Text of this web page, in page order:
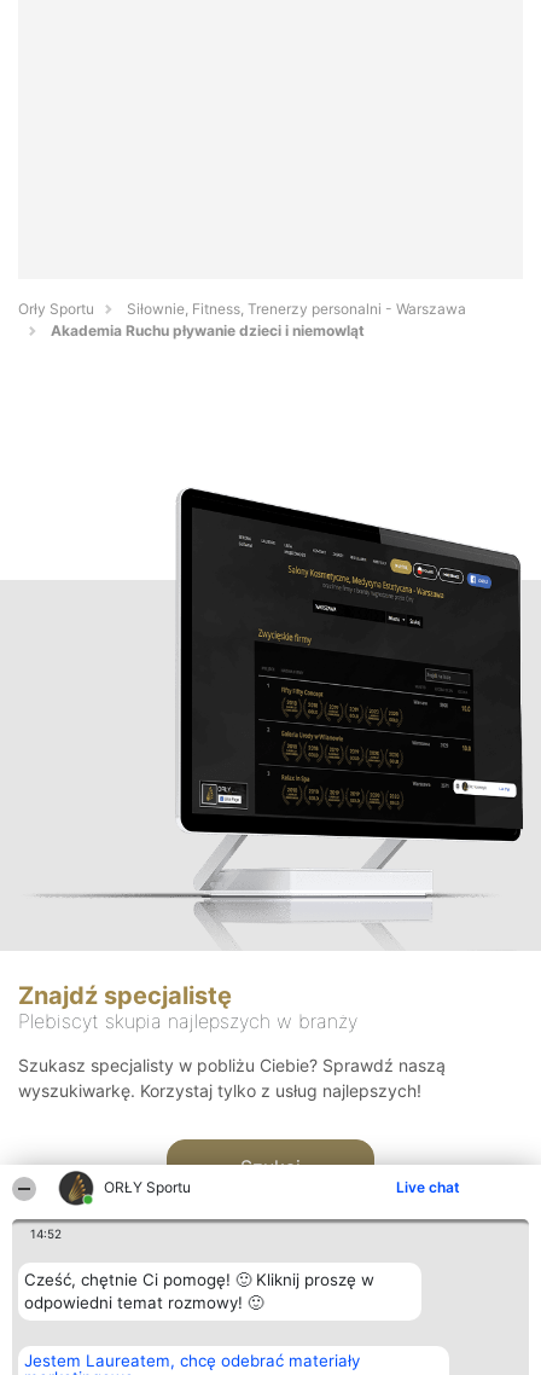
ORŁY Sportu Live chat
14:52
Cześć, chętnie Ci pomogę! 🙂 Kliknij proszę w
odpowiedni temat rozmowy! 🙂
Jestem Laureatem, chcę odebrać materiały
Orły Sportu
Siłownie, Fitness, Trenerzy personalni - Warszawa
Akademia Ruchu pływanie dzieci i niemowląt
Znajdź specjalistę
Plebiscyt skupia najlepszych w branży
Szukasz specjalisty w pobliżu Ciebie? Sprawdź naszą
wyszukiwarkę. Korzystaj tylko z usług najlepszych!
Szukaj
Organizator plebiscytu
Bright Side Solutions sp. z o.
Plebiscyt
Laureaci
Kontakt
Kontakt